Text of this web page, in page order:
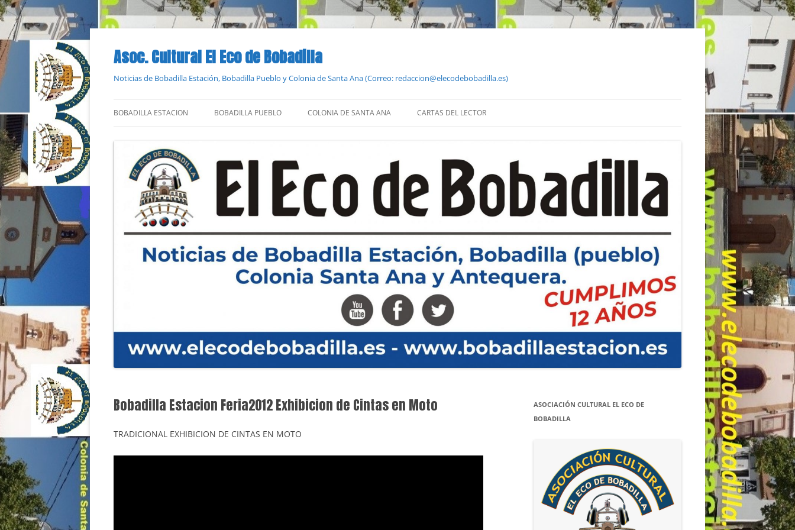
Saltar
contenido
Asoc. Cultural El Eco de Bobadilla
Noticias de Bobadilla Estación, Bobadilla Pueblo y Colonia de Santa Ana (Correo: redaccion@elecodebobadilla.es)
BOBADILLA ESTACION BOBADILLA PUEBLO COLONIA DE SANTA ANA CARTAS DEL LECTOR
Bobadilla Estacion Feria2012 Exhibicion de Cintas en Moto
TRADICIONAL EXHIBICION DE CINTAS EN MOTO
ASOCIACIÓN CULTURAL EL ECO DE
BOBADILLA